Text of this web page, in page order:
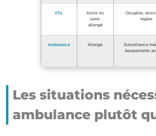
VSL
Assis ou
semi-
allongé
Oxygène,
légère
Ambulance Allongé
Surveillance
équipements
Les situations
ambulance plutôt